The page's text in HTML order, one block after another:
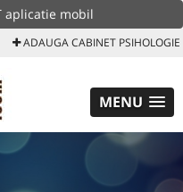
aplicatie mobil
ADAUGA CABINET PSIHOLOGIE
MENU